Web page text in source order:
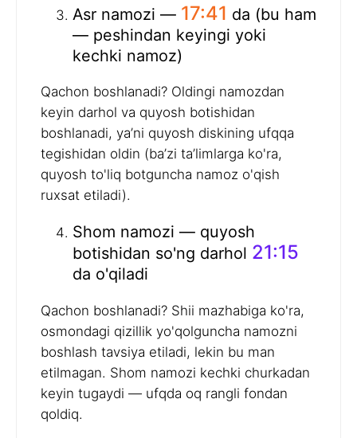
Asr namozi — 17:41 da (bu ham
— peshindan keyingi yoki
kechki namoz)
Qachon boshlanadi? Oldingi namozdan
keyin darhol va quyosh botishidan
boshlanadi, ya’ni quyosh diskining ufqqa
tegishidan oldin (ba’zi ta’limlarga ko'ra,
quyosh to'liq botguncha namoz o'qish
ruxsat etiladi).
Shom namozi — quyosh
botishidan so'ng darhol 21:15
da o'qiladi
Qachon boshlanadi? Shii mazhabiga ko'ra,
osmondagi qizillik yo'qolguncha namozni
boshlash tavsiya etiladi, lekin bu man
etilmagan. Shom namozi kechki churkadan
keyin tugaydi — ufqda oq rangli fondan
qoldiq.